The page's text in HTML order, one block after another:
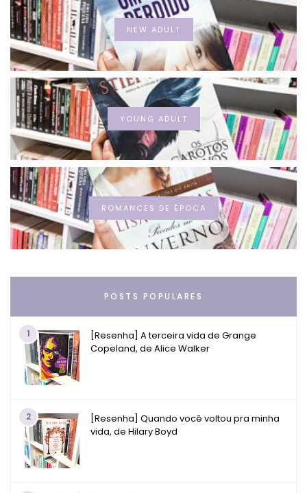
NEW ADULT
YOUNG ADULT
ROMANCES DE ÉPOCA
POSTS POPULARES
1
[Resenha] A terceira vida de Grange
Copeland, de Alice Walker
2
[Resenha] Quando você voltou pra minha
vida, de Hilary Boyd